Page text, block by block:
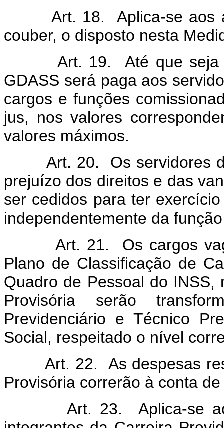
Art. 18. Aplica-se aos
couber, o disposto nesta
Art. 19. Até que seja
GDASS será paga aos
cargos e funções
jus, nos valores
valores máximos.
Art. 20. Os servidores do
prejuízo dos direitos e das
ser cedidos para ter
independentemente da
Art. 21. Os cargos
Plano de Classificação de
Quadro de Pessoal do
Provisória serão
Previdenciário e Técnico
Social, respeitado o nível
Art. 22. As despesas
Provisória correrão à conta
Art. 23. Aplica-se aos